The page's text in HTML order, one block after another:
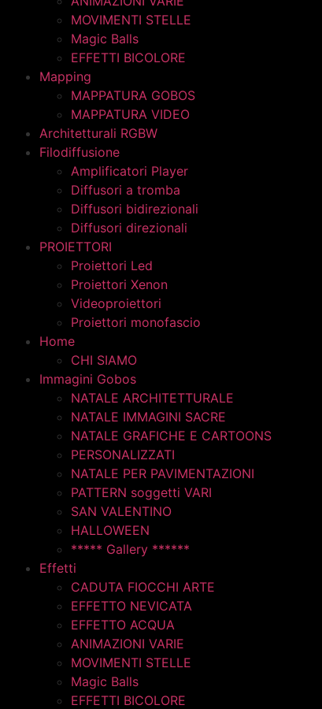
MOVIMENTI STELLE
Magic Balls
EFFETTI BICOLORE
Mapping
MAPPATURA GOBOS
MAPPATURA VIDEO
Architetturali RGBW
Filodiffusione
Amplificatori Player
Diffusori a tromba
Diffusori bidirezionali
Diffusori direzionali
PROIETTORI
Proiettori Led
Proiettori Xenon
Videoproiettori
Proiettori monofascio
Home
CHI SIAMO
Immagini Gobos
NATALE ARCHITETTURALE
NATALE IMMAGINI SACRE
NATALE GRAFICHE E CARTOONS
PERSONALIZZATI
NATALE PER PAVIMENTAZIONI
PATTERN soggetti VARI
SAN VALENTINO
HALLOWEEN
***** Gallery ******
Effetti
CADUTA FIOCCHI ARTE
EFFETTO NEVICATA
EFFETTO ACQUA
ANIMAZIONI VARIE
MOVIMENTI STELLE
Magic Balls
EFFETTI BICOLORE